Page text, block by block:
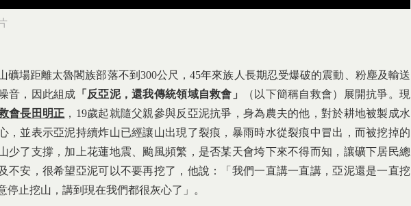
礦場距離太魯閣族部落不到300公尺，45年來族人長期忍受爆破的震動、粉塵及輸送
音，因此組成 「反亞泥，還我傳統領域自救會」
（以下簡稱自救會）展開抗爭。現
會長田明正 ，19歲起就隨父親參與反亞泥抗爭，身為農夫的他，對於耕地被製成水
，並表示亞泥持續炸山已經讓山出現了裂痕，暴雨時水從裂痕中冒出，而被挖掉的
少了支撐，加上花蓮地震、颱風頻繁，是否某天會垮下來不得而知，讓礦下居民總
不安，很希望亞泥可以不要再挖了，他說：「我們一直講一直講，亞泥還是一直挖
停止挖山，講到現在我們都很灰心了」。